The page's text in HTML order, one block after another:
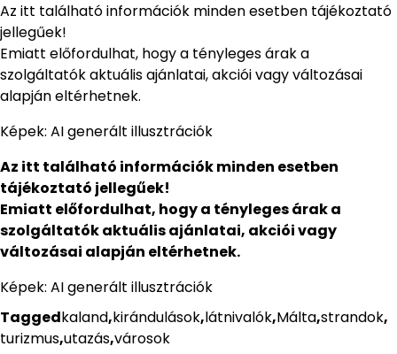
Az itt található információk minden esetben tájékoztató
jellegűek!
Emiatt előfordulhat, hogy a tényleges árak a
szolgáltatók aktuális ajánlatai, akciói vagy változásai
alapján eltérhetnek.
Képek: AI generált illusztrációk
Az itt található információk minden esetben
tájékoztató jellegűek!
Emiatt előfordulhat, hogy a tényleges árak a
szolgáltatók aktuális ajánlatai, akciói vagy
változásai alapján eltérhetnek.
Képek: AI generált illusztrációk
Taggedkaland,kirándulások,látnivalók,Málta,strandok,
turizmus,utazás,városok